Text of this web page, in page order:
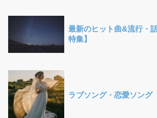
最新のヒット曲&流行・
特集】
ラブソング・恋愛ソング